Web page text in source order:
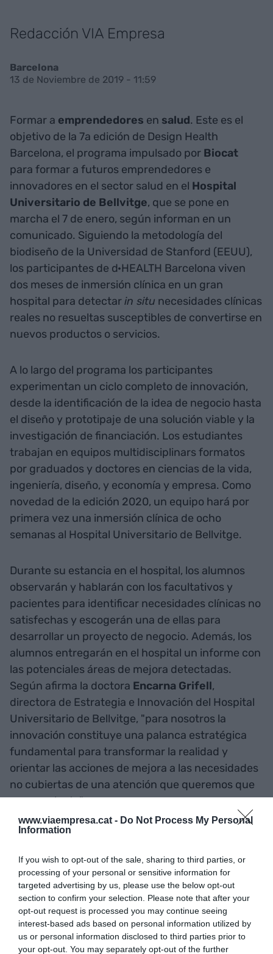
www.viaempresa.cat - Do Not Process My Personal
Information
If you wish to opt-out of the sale, sharing to third parties, or
processing of your personal or sensitive information for
targeted advertising by us, please use the below opt-out
section to confirm your selection. Please note that after your
opt-out request is processed you may continue seeing
interest-based ads based on personal information utilized by
us or personal information disclosed to third parties prior to
your opt-out. You may separately opt-out of the further
Redacción VIA Empresa
Barcelona
13 de Noviembre de 2019 - 11:59
Formar a emprendedores en salud. Este es el
objetivo de la 7a edición de Design Health
Barcelona, el programa impulsado por Biocat
para formar a futuros emprendedores e
innovadores en el sector salud en el Hospital
Universitario de Bellvitge, que se pone en
marcha el 7 de enero, según informan en un
comunicado. Siguiendo la metodología del
biodiseño de la Universidad de Stanford (EEUU),
los participantes de d·HEALTH Barcelona viven
dos meses de inmersión clínica en un gran
hospital para detectarin situ necesidades clínicas
reales no resueltas susceptibles de convertirse en
nuevos productos o servicios.
A lo largo del programa los participantes
experimentan un ciclo completo de innovación,
desde la identificación de la idea de negocio hasta
el diseño y prototipaje de una solución viable y la
investigación de financiación. Los estudiantes
trabajan en equipos multidisciplinars formatos
por graduados y doctores en ciencias de la vida,
ingeniería, diseño, y economía y empresa. Como
novedad de la edición 2020, un equipo hará por
primera vez una inmersión clínica de ocho
semanas al Hospital Universitario de Bellvitge.
Durante su estancia en el hospital, los alumnos
observarán y hablarán con los facultativos y
pacientes para identificar necesidades clínicas no
satisfechas y escogerán una de ellas para
desarrollar un proyecto de negocio. Además, los
alumnos entregarán en el hospital un informe con
las potenciales áreas de mejora detectadas.
Según afirma la doctora Encarna Grifell,
directora de Estrategia e Innovación del Hospital
Universitario de Bellvitge, "para nosotros la
innovación constituye una palanca estratégica
fundamental para transformar la realidad y
orientar las acciones de mejora a las necesidades
no cubiertas de una atención que queremos que
sea excelente".
En esta línea añade que "estamos muy contentos
de recibir en el Hospital de Bellvitge el equipo de
profesionales del programa d·HEALTH Barcelona
y de trabajar conjuntamente con ellos para
intentar resolver problemas asistenciales y de
mejorar la experiencia del paciente con
soluciones innovadoras y que, a la vez, les aporte